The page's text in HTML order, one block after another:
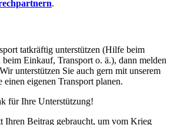
.
tatkräftig unterstützen (Hilfe beim
Einkauf, Transport o. ä.), dann melden
unterstützen Sie auch gern mit unserem
eigenen Transport planen.
für Ihre Unterstützung!
Ihren Beitrag gebraucht, um vom Krieg